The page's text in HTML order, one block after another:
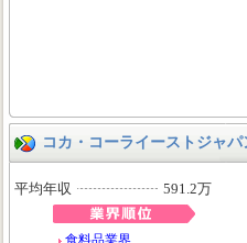
コカ・コーライーストジャ
平均年収 591.2万
食料品業界